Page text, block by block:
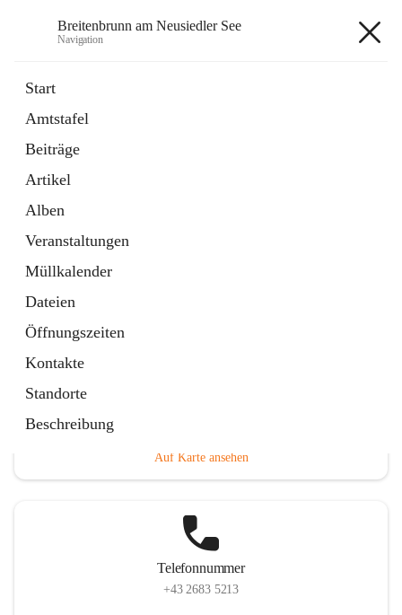
Breitenbrunn am Neusiedler See
Navigation
Start
Amtstafel
Beiträge
Artikel
Alben
Veranstaltungen
Müllkalender
Dateien
Öffnungszeiten
Kontakte
Standorte
Beschreibung
18 Schnellzugriffe
Gemeindeservice
Auf Karte ansehen
Telefonnummer
+43 2683 5213